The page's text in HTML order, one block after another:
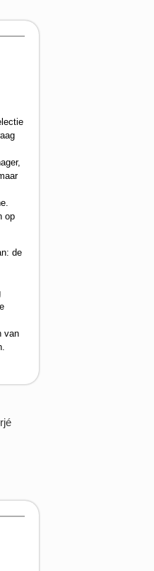
op
de
van